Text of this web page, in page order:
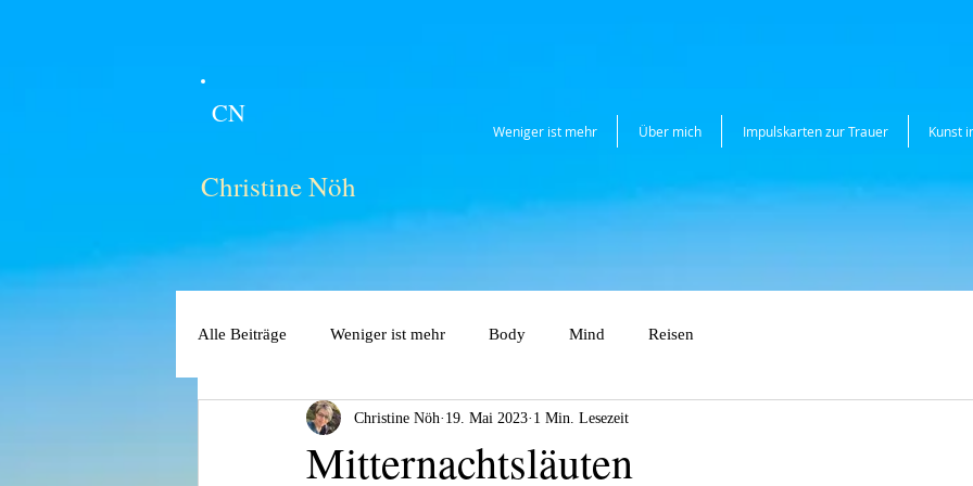
Weniger ist mehr Über mich Impulskarten zur Trauer Kunst
CN
Christine Nöh
Alle Beiträge Weniger ist mehr Body Mind Reisen
Mitternachtsläuten
Christine Nöh 19. Mai 2023 1 Min. Lesezeit